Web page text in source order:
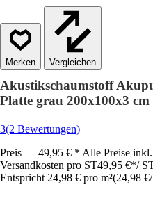
Vergleichen
Akustikschaumstoff
Platte grau 200x100x3 cm
3(2 Bewertungen)
Preis — 49,95 € * Alle Preise
Versandkosten pro ST49,95 €*/
Entspricht 24,98 € pro m²(24,98 €/